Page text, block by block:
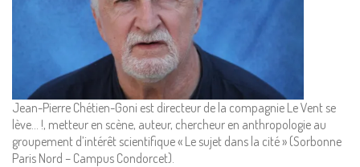
Jean-Pierre Chétien-Goni est directeur de la compagnie Le Vent se
lève… !, metteur en scène, auteur, chercheur en anthropologie au
groupement d’intérêt scientifique « Le sujet dans la cité » (Sorbonne
Paris Nord – Campus Condorcet).
Mentions Légales
Pour consulter nos CGV,
mentions légales,
politique de cookies :
cliquez ici